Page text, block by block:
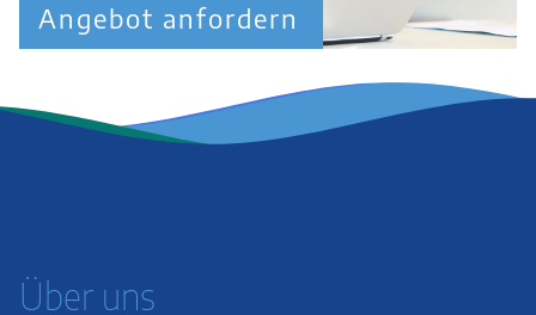
Angebot anfordern
Über uns